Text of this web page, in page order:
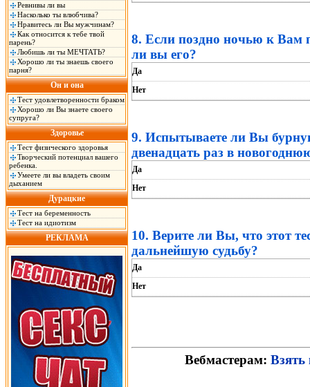
Ревнивы ли вы
Насколько ты влюбчива?
Нравитесь ли Вы мужчинам?
Как относится к тебе твой
парень?
Любишь ли ты МЕЧТАТЬ?
Хорошо ли ты знаешь своего
парня?
Он и она
Тест удовлетворенности браком
Хорошо ли Вы знаете своего
супруга?
Здоровье
Тест физического здоровья
Творческий потенциал вашего
ребенка.
Умеете ли вы владеть своим
дыханием
Дурацкие
Тест на беременность
Тест на идиотизм
РЕКЛАМА
8. Если поздно ночью к Вам
ли вы его?
Да
Нет
9. Испытываете ли Вы
двенадцать раз в
Да
Нет
10. Верите ли Вы, что этот
дальнейшую судьбу?
Да
Нет
Вебмастерам: Взять